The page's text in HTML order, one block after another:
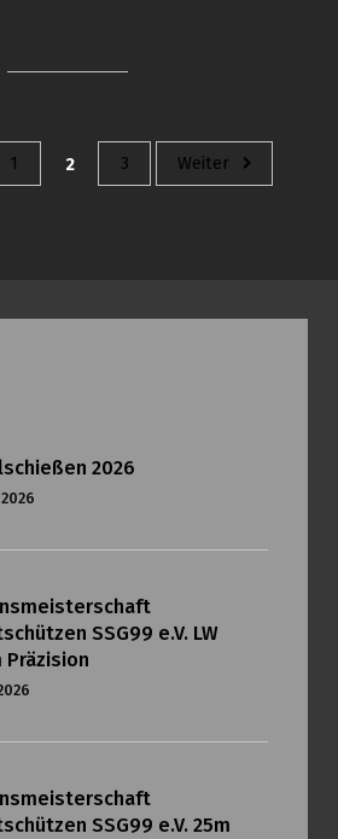
1 2 3 Weiter
2026
SSG99 e.V. LW
Präzision
SSG99 e.V. 25m